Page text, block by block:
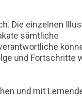
Die einzelnen
sämtliche
und Fortschritte
und mit